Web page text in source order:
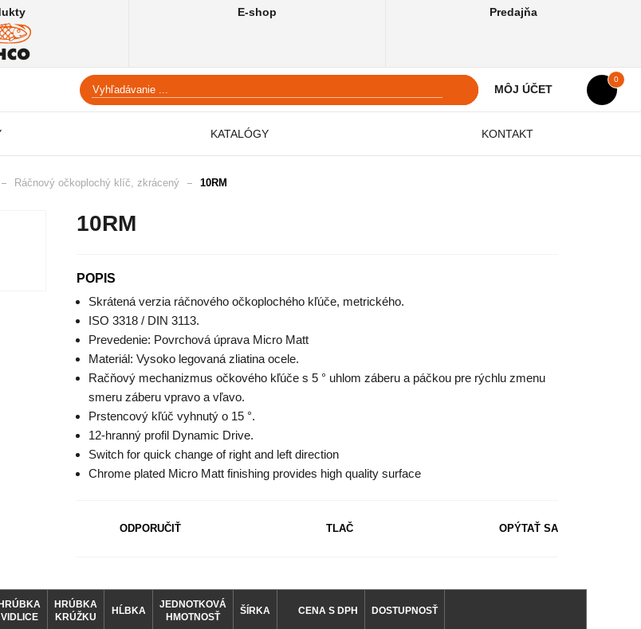
E-shop Predajňa
MÔJ ÚČET
0
KATALÓGY KONTAKT
Ráčnový očkoplochý klíč, zkrácený 10RM
10RM
POPIS
Skrátená verzia ráčnového očkoplochého kľúče, metrického.
ISO 3318 / DIN 3113.
Prevedenie: Povrchová úprava Micro Matt
Materiál: Vysoko legovaná zliatina ocele.
Račňový mechanizmus očkového kľúče s 5 ° uhlom záberu a páčkou pre rýchlu zmenu
smeru záberu vpravo a vľavo.
Prstencový kľúč vyhnutý o 15 °.
12-hranný profil Dynamic Drive.
Switch for quick change of right and left direction
Chrome plated Micro Matt finishing provides high quality surface
ODPORUČIŤ TLAČ OPÝTAŤ SA
HRÚBKA
VIDLICE
HRÚBKA
KRÚŽKU
HĹBKA
JEDNOTKOVÁ
HMOTNOSŤ
ŠÍRKA CENA S DPH DOSTUPNOSŤ